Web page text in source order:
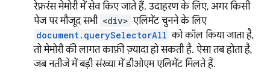
रेफ़रंस मेमोरी में सेव किए जाते हैं. उदाहरण के लिए, अगर किसी
पेज पर मौजूद सभी <div> एलिमेंट चुनने के लिए
document.querySelectorAll को कॉल किया जाता है,
तो मेमोरी की लागत काफ़ी ज़्यादा हो सकती है. ऐसा तब होता है,
जब नतीजे में बड़ी संख्या में डीओएम एलिमेंट मिलते हैं.